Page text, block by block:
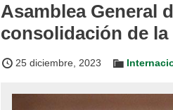
Asamblea General
consolidación de la
25 diciembre, 2023